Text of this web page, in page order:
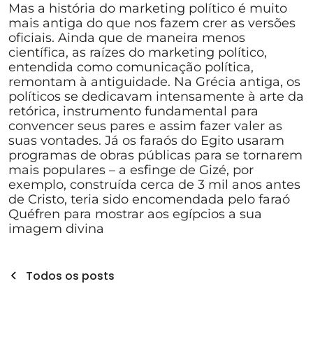
Mas a história do marketing político é muito
mais antiga do que nos fazem crer as versões
oficiais. Ainda que de maneira menos
científica, as raízes do marketing político,
entendida como comunicação política,
remontam à antiguidade. Na Grécia antiga, os
políticos se dedicavam intensamente à arte da
retórica, instrumento fundamental para
convencer seus pares e assim fazer valer as
suas vontades. Já os faraós do Egito usaram
programas de obras públicas para se tornarem
mais populares – a esfinge de Gizé, por
exemplo, construída cerca de 3 mil anos antes
de Cristo, teria sido encomendada pelo faraó
Quéfren para mostrar aos egípcios a sua
imagem divina
Todos os posts